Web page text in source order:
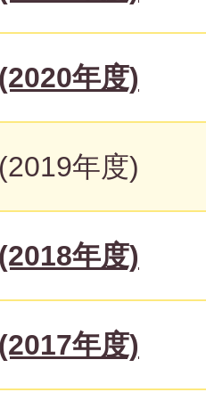
年度)
年度)
年度)
年度)